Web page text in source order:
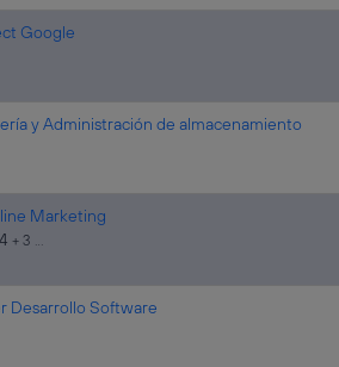
Google
y Administración de almacenamiento
Marketing
+ 3 …
Desarrollo Software